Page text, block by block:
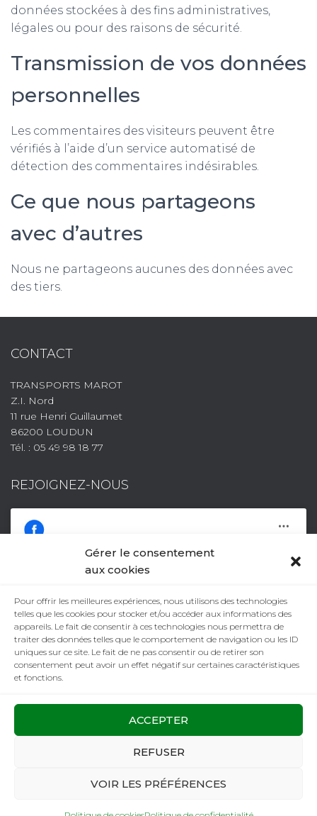
Gérer le consentement
aux cookies
Pour offrir les meilleures expériences, nous utilisons des technologies
telles que les cookies pour stocker et/ou accéder aux informations des
appareils. Le fait de consentir à ces technologies nous permettra de
traiter des données telles que le comportement de navigation ou les ID
uniques sur ce site. Le fait de ne pas consentir ou de retirer son
consentement peut avoir un effet négatif sur certaines caractéristiques
et fonctions.
ACCEPTER
REFUSER
VOIR LES PRÉFÉRENCES
données stockées à des fins administratives,
légales ou pour des raisons de sécurité.
Transmission de vos données
personnelles
Les commentaires des visiteurs peuvent être
vérifiés à l’aide d’un service automatisé de
détection des commentaires indésirables.
Ce que nous partageons
avec d’autres
Nous ne partageons aucunes des données avec
des tiers.
CONTACT
TRANSPORTS MAROT
Z.I. Nord
11 rue Henri Guillaumet
86200 LOUDUN
Tél. : 05 49 98 18 77
REJOIGNEZ-NOUS
Facebook
Cliquez pour accepter les cookies
marketing et activer ce contenu